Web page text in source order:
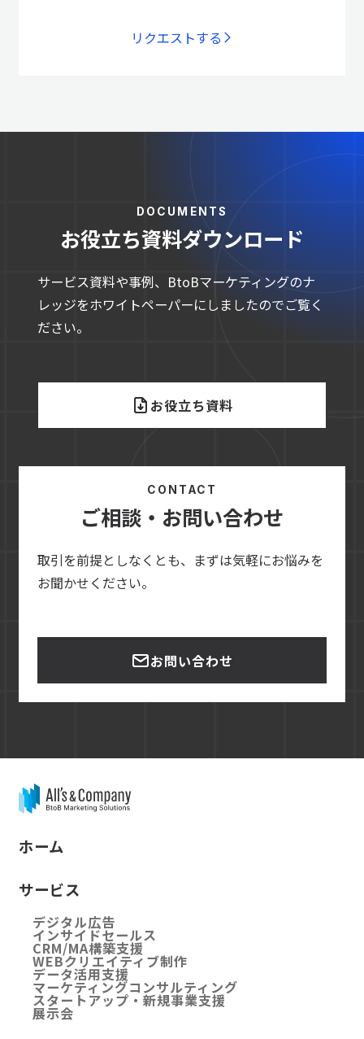
リクエストする
DOCUMENTS
お役立ち資料ダウンロード
サービス資料や事例、BtoBマーケティングのナ
レッジをホワイトペーパーにしましたのでご覧く
ださい。
お役立ち資料
CONTACT
ご相談・お問い合わせ
取引を前提としなくとも、まずは気軽にお悩みを
お聞かせください。
お問い合わせ
ホーム
サービス
デジタル広告
インサイドセールス
CRM/MA構築支援
WEBクリエイティブ制作
データ活用支援
マーケティングコンサルティング
スタートアップ・新規事業支援
展示会